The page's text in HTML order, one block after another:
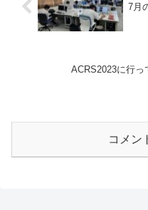
7月
ACRS2023に行っ
コメン